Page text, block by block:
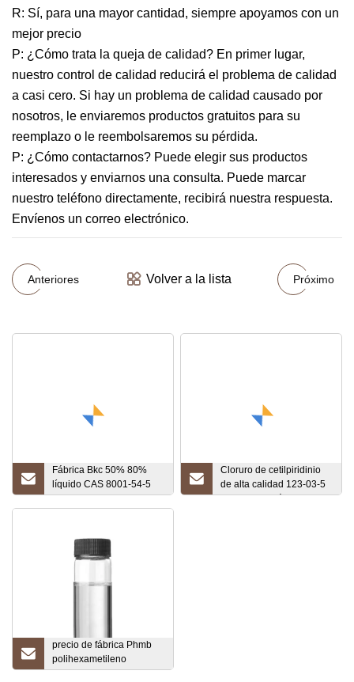
R: Sí, para una mayor cantidad, siempre apoyamos con un
mejor precio
P: ¿Cómo trata la queja de calidad? En primer lugar,
nuestro control de calidad reducirá el problema de calidad
a casi cero. Si hay un problema de calidad causado por
nosotros, le enviaremos productos gratuitos para su
reemplazo o le reembolsaremos su pérdida.
P: ¿Cómo contactarnos? Puede elegir sus productos
interesados ​​y enviarnos una consulta. Puede marcar
nuestro teléfono directamente, recibirá nuestra respuesta.
Envíenos un correo electrónico.
Anteriores Volver a la lista Próximo
Fábrica Bkc 50% 80%
líquido CAS 8001-54-5
Cloruro de benzalconio
Cloruro de cetilpiridinio
de alta calidad 123-03-5
con entrega rápida a bajo
precio de fábrica Phmb
polihexametileno
biguanida clorhidrato